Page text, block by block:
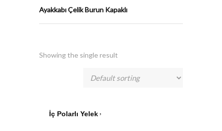
Ayakkabı Çelik Burun Kapaklı
Showing the single result
İç Polarlı Yelek